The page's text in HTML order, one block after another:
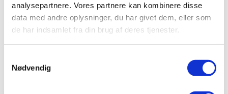
analysepartnere. Vores partnere kan kombinere disse
data med andre oplysninger, du har givet dem, eller som
de har indsamlet fra din brug af deres tjenester.
Nødvendig
18Plus-serien
Pavo 18Plus-serien omfatter, ud over Pavo 18Plus
Fibre, flere produkter, der er udviklet til at
du opdage alle fordelene ved 18Plus-serien? Klik
her.